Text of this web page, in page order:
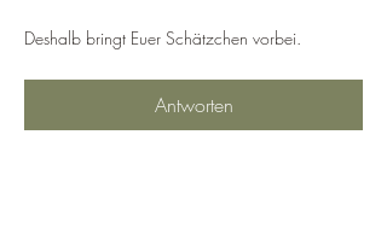
Deshalb bringt Euer Schätzchen vorbei.
Antworten